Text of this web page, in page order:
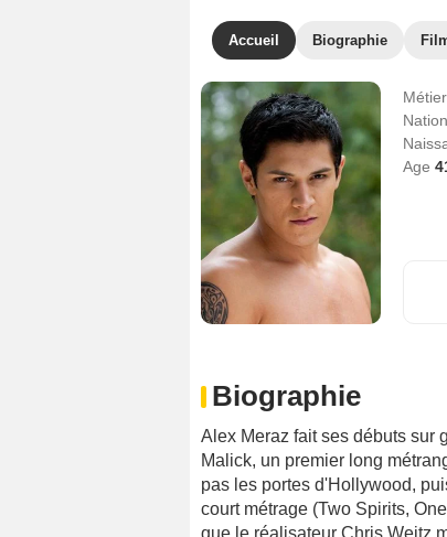
Accueil Biographie
Métier
Age
Biographie
Alex Meraz fait ses débuts sur
Malick, un premier long
pas les portes d'Hollywood,
court métrage (Two Spirits,